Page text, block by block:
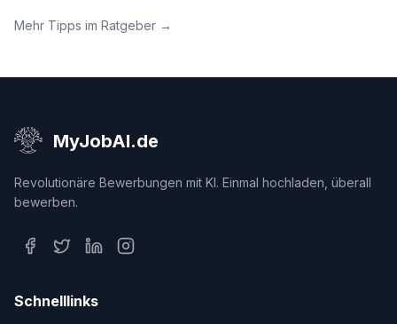
Mehr Tipps im Ratgeber →
MyJobAI.de
Revolutionäre Bewerbungen mit KI. Einmal hochladen, überall
bewerben.
Schnelllinks